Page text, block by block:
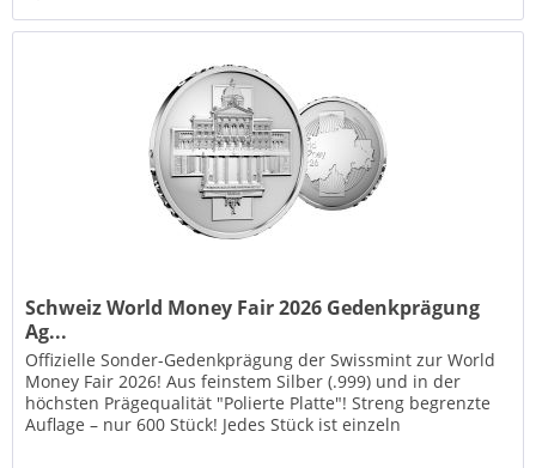
Schweiz World Money Fair 2026 Gedenkprägung
Ag...
Offizielle Sonder-Gedenkprägung der Swissmint zur World
Money Fair 2026! Aus feinstem Silber (.999) und in der
höchsten Prägequalität "Polierte Platte"! Streng begrenzte
Auflage – nur 600 Stück! Jedes Stück ist einzeln